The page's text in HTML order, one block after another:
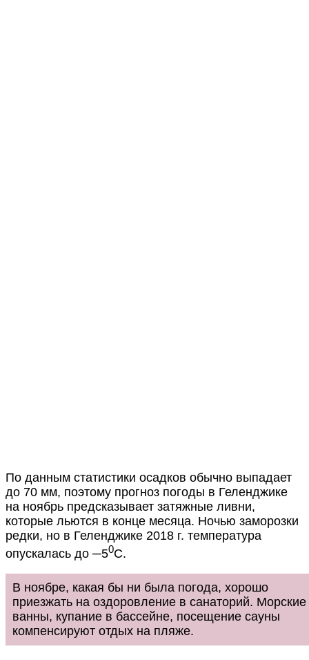
По данным статистики осадков обычно выпадает
до 70 мм, поэтому прогноз погоды в Геленджике
на ноябрь предсказывает затяжные ливни,
которые льются в конце месяца. Ночью заморозки
редки, но в Геленджике 2018 г. температура
опускалась до ─50С.
В ноябре, какая бы ни была погода, хорошо
приезжать на оздоровление в санаторий. Морские
ванны, купание в бассейне, посещение сауны
компенсируют отдых на пляже.